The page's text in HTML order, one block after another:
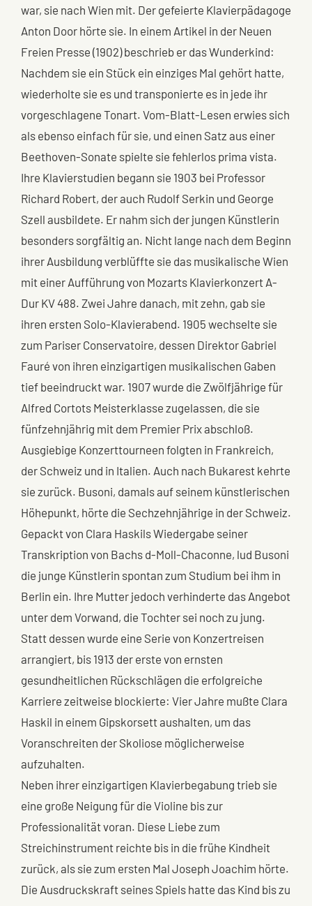
war, sie nach Wien mit. Der gefeierte Klavierpädagoge
Anton Door hörte sie. In einem Artikel in der Neuen
Freien Presse (1902) beschrieb er das Wunderkind:
Nachdem sie ein Stück ein einziges Mal gehört hatte,
wiederholte sie es und transponierte es in jede ihr
vorgeschlagene Tonart. Vom-Blatt-Lesen erwies sich
als ebenso einfach für sie, und einen Satz aus einer
Beethoven-Sonate spielte sie fehlerlos prima vista.
Ihre Klavierstudien begann sie 1903 bei Professor
Richard Robert, der auch Rudolf Serkin und George
Szell ausbildete. Er nahm sich der jungen Künstlerin
besonders sorgfältig an. Nicht lange nach dem Beginn
ihrer Ausbildung verblüffte sie das musikalische Wien
mit einer Aufführung von Mozarts Klavierkonzert A-
Dur KV 488. Zwei Jahre danach, mit zehn, gab sie
ihren ersten Solo-Klavierabend. 1905 wechselte sie
zum Pariser Conservatoire, dessen Direktor Gabriel
Fauré von ihren einzigartigen musikalischen Gaben
tief beeindruckt war. 1907 wurde die Zwölfjährige für
Alfred Cortots Meisterklasse zugelassen, die sie
fünfzehnjährig mit dem Premier Prix abschloß.
Ausgiebige Konzerttourneen folgten in Frankreich,
der Schweiz und in Italien. Auch nach Bukarest kehrte
sie zurück. Busoni, damals auf seinem künstlerischen
Höhepunkt, hörte die Sechzehnjährige in der Schweiz.
Gepackt von Clara Haskils Wiedergabe seiner
Transkription von Bachs d-Moll-Chaconne, lud Busoni
die junge Künstlerin spontan zum Studium bei ihm in
Berlin ein. Ihre Mutter jedoch verhinderte das Angebot
unter dem Vorwand, die Tochter sei noch zu jung.
Statt dessen wurde eine Serie von Konzertreisen
arrangiert, bis 1913 der erste von ernsten
gesundheitlichen Rückschlägen die erfolgreiche
Karriere zeitweise blockierte: Vier Jahre mußte Clara
Haskil in einem Gipskorsett aushalten, um das
Voranschreiten der Skoliose möglicherweise
aufzuhalten.
Neben ihrer einzigartigen Klavierbegabung trieb sie
eine große Neigung für die Violine bis zur
Professionalität voran. Diese Liebe zum
Streichinstrument reichte bis in die frühe Kindheit
zurück, als sie zum ersten Mal Joseph Joachim hörte.
Die Ausdruckskraft seines Spiels hatte das Kind bis zu